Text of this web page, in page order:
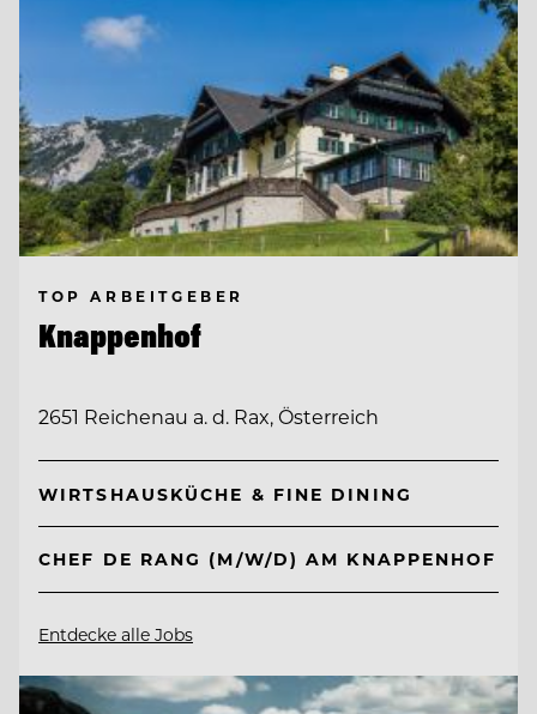
TOP ARBEITGEBER
Knappenhof
2651 Reichenau a. d. Rax, Österreich
WIRTSHAUSKÜCHE & FINE DINING
CHEF DE RANG (M/W/D) AM KNAPPENHOF
Entdecke alle Jobs